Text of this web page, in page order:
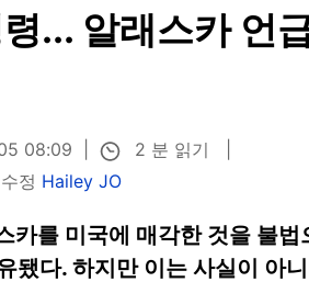
... 알래스카 언
08:09
2 분 읽기
정 Hailey JO
카를 미국에 매각한 것을 불법
됐다. 하지만 이는 사실이 아